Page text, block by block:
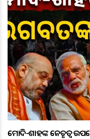
ମୋଦି-ଶାହଙ୍କ ନେତୃତ୍ୱ